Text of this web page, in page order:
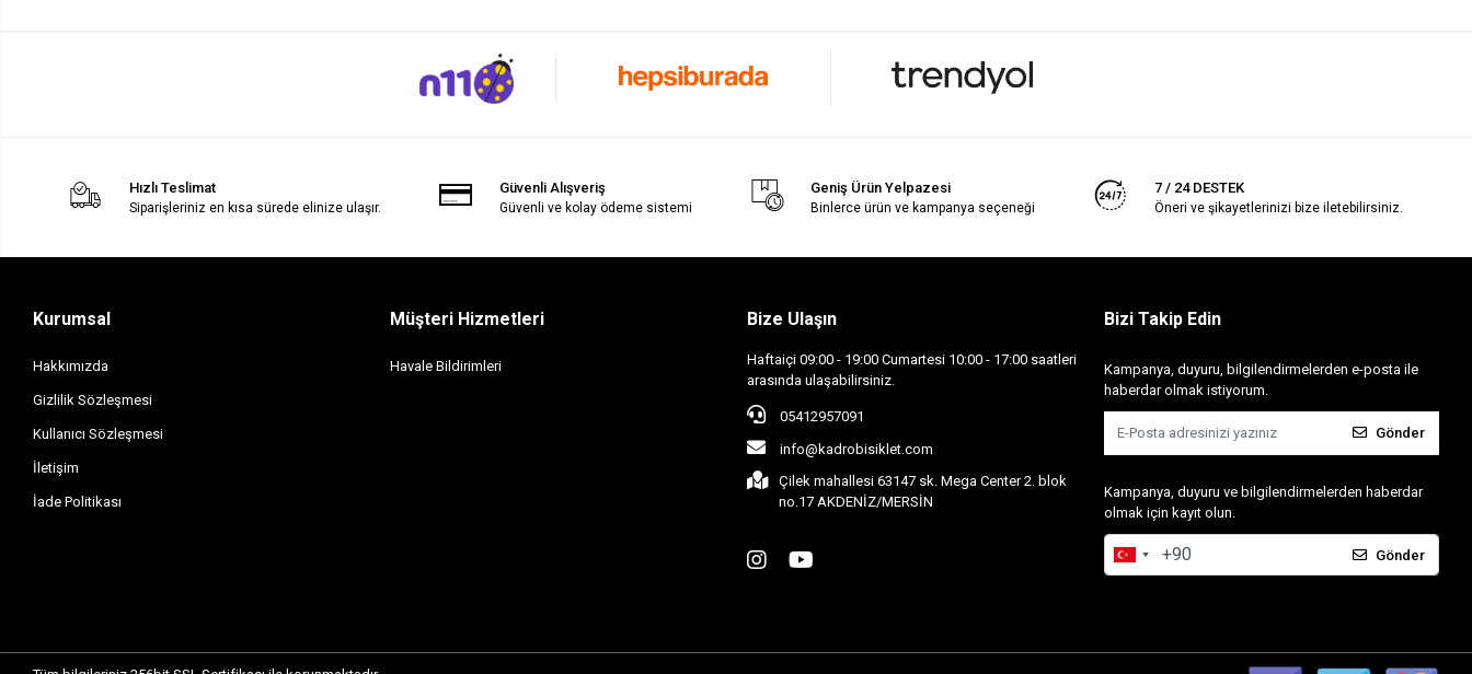
Hızlı Teslimat
Siparişleriniz en kısa sürede elinize ulaşır.
Güvenli Alışveriş
Güvenli ve kolay ödeme sistemi
Geniş Ürün Yelpazesi
Binlerce ürün ve kampanya seçeneği
7 / 24 DESTEK
Öneri ve şikayetlerinizi bize iletebilirsiniz.
Kurumsal
Hakkımızda
Gizlilik Sözleşmesi
Kullanıcı Sözleşmesi
İletişim
İade Politikası
Müşteri Hizmetleri
Havale Bildirimleri
Bize Ulaşın
Haftaiçi 09:00 - 19:00 Cumartesi 10:00 - 17:00 saatleri
arasında ulaşabilirsiniz.
05412957091
info@kadrobisiklet.com
Çilek mahallesi 63147 sk. Mega Center 2. blok
no.17 AKDENİZ/MERSİN
Bizi Takip Edin
Kampanya, duyuru, bilgilendirmelerden e-posta ile
haberdar olmak istiyorum.
Gönder
Kampanya, duyuru ve bilgilendirmelerden haberdar
olmak için kayıt olun.
Gönder